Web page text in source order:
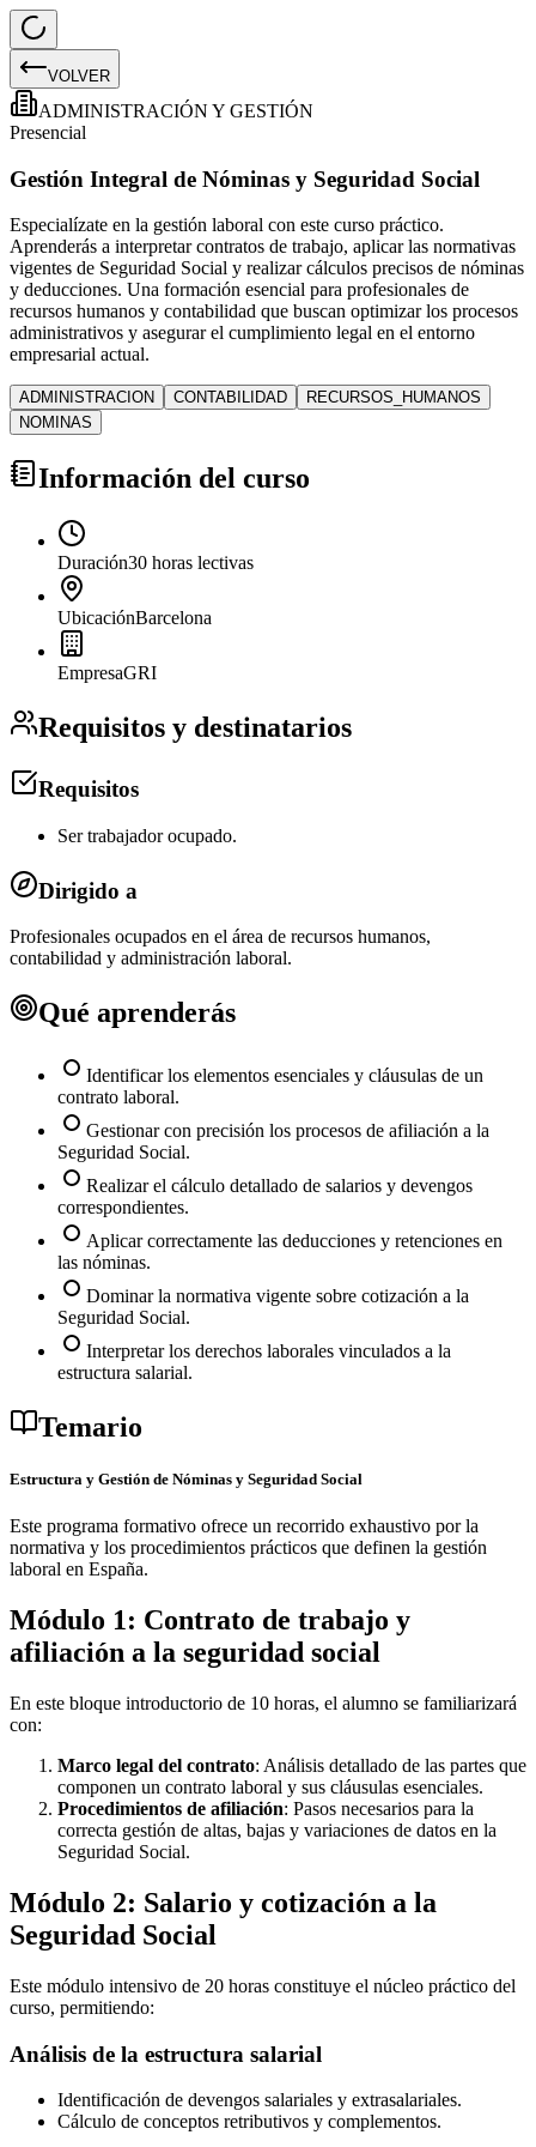
VOLVER
ADMINISTRACIÓN Y GESTIÓN
Presencial
Gestión Integral de Nóminas y Seguridad Social
Especialízate en la gestión laboral con este curso práctico.
Aprenderás a interpretar contratos de trabajo, aplicar las normativas
vigentes de Seguridad Social y realizar cálculos precisos de nóminas
y deducciones. Una formación esencial para profesionales de
recursos humanos y contabilidad que buscan optimizar los procesos
administrativos y asegurar el cumplimiento legal en el entorno
empresarial actual.
ADMINISTRACION CONTABILIDAD
RECURSOS_HUMANOS
NOMINAS
Información del curso
Duración30 horas lectivas
UbicaciónBarcelona
EmpresaGRI
Requisitos y destinatarios
Requisitos
Ser trabajador ocupado.
Dirigido a
Profesionales ocupados en el área de recursos humanos,
contabilidad y administración laboral.
Qué aprenderás
Identificar los elementos esenciales y cláusulas de un
contrato laboral.
Gestionar con precisión los procesos de afiliación a la
Seguridad Social.
Realizar el cálculo detallado de salarios y devengos
correspondientes.
Aplicar correctamente las deducciones y retenciones en
las nóminas.
Dominar la normativa vigente sobre cotización a la
Seguridad Social.
Interpretar los derechos laborales vinculados a la
estructura salarial.
Temario
Estructura y Gestión de Nóminas y Seguridad Social
Este programa formativo ofrece un recorrido exhaustivo por la
normativa y los procedimientos prácticos que definen la gestión
laboral en España.
Módulo 1: Contrato de trabajo y
afiliación a la seguridad social
En este bloque introductorio de 10 horas, el alumno se familiarizará
con:
Marco legal del contrato: Análisis detallado de las partes que
componen un contrato laboral y sus cláusulas esenciales.
Procedimientos de afiliación: Pasos necesarios para la
correcta gestión de altas, bajas y variaciones de datos en la
Seguridad Social.
Módulo 2: Salario y cotización a la
Seguridad Social
Este módulo intensivo de 20 horas constituye el núcleo práctico del
curso, permitiendo:
Análisis de la estructura salarial
Identificación de devengos salariales y extrasalariales.
Cálculo de conceptos retributivos y complementos.